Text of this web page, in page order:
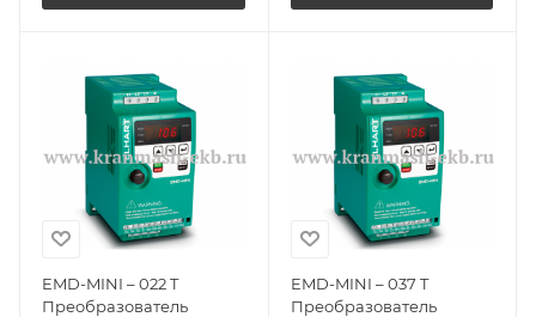
EMD-MINI – 022 T
Преобразователь
EMD-MINI – 037 T
Преобразователь